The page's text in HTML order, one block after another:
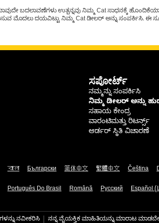
ಬದಲಾವಣೆಗಳು ಉತ್ಪನ್ನವು ನಿಮ್ಮ Cat ಸಾಧನಕ್ಕೆ
ಮೊದಲು ದಯವಿಟ್ಟು ನಿಮ್ಮ Cat ಡೀಲರ್ ಅನ್ನು ಸಂಪರ್ಕಿಸಿ. ಈ
ಸಪೋರ್ಟ್
ನಮ್ಮನ್ನು ಸಂಪರ್ಕಿಸಿ
ನಿಮ್ಮ ಡೀಲರ್ ಅನ್ನು
ಸಹಾಯ ಕೇಂದ್ರ
ವಾರಂಟಿಮತ್ತು ರಿಟರ್ನ್ಸ್
ಆರ್ಡರ್ ಸ್ಥಿತಿ ವಿಚಾರಣೆ
বাংলা Български 简体中文 繁體中文 Čeština
Português Do Brasil Română Русский Español
ನವೀಕರಿಸಿ ನನ್ನ ವೈಯಕ್ತಿಕ ಮಾಹಿತಿಯನ್ನು ಮಾರಾಟ